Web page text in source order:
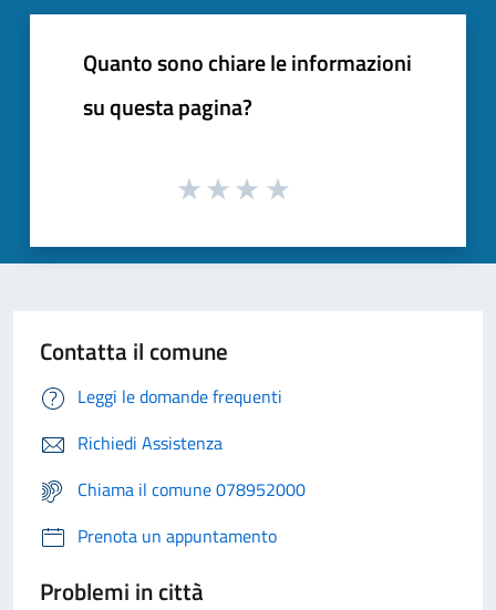
Quanto sono chiare le informazioni
su questa pagina?
Contatta il comune
Leggi le domande frequenti
Richiedi Assistenza
Chiama il comune 078952000
Prenota un appuntamento
Problemi in città